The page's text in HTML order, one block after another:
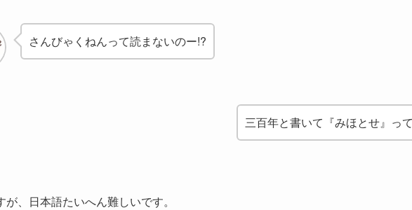
さんびゃくねんって読まないのー!?
三百年と書いて『みほとせ』っ
が、日本語たいへん難しいです。